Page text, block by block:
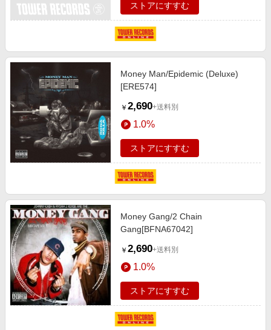
ストアにすすむ
Money Man/Epidemic (Deluxe)
[ERE574]
￥ 2,690+送料別
1.0%
ストアにすすむ
Money Gang/2 Chain
Gang[BFNA67042]
￥ 2,690+送料別
1.0%
ストアにすすむ